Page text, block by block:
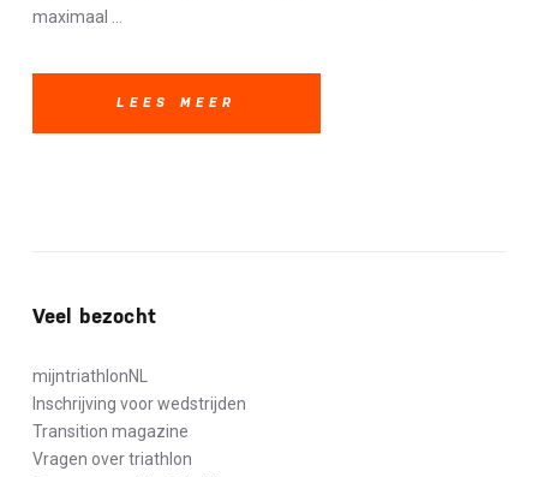
maximaal ...
LEES MEER
Veel bezocht
mijntriathlonNL
Inschrijving voor wedstrijden
Transition magazine
Vragen over triathlon